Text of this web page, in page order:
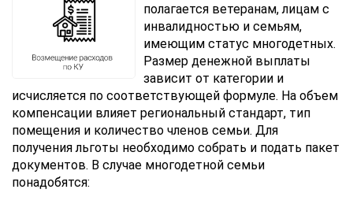
полагается ветеранам, лицам с
инвалидностью и семьям,
имеющим статус многодетных.
Размер денежной выплаты
зависит от категории и
исчисляется по соответствующей формуле. На объем
компенсации влияет региональный стандарт, тип
помещения и количество членов семьи. Для
получения льготы необходимо собрать и подать пакет
документов. В случае многодетной семьи
понадобятся: